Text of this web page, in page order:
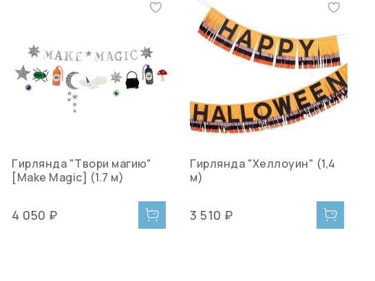
Гирлянда "Твори магию"
[Make Magic] (1.7 м)
4 050 ₽
Гирлянда "Хеллоуин" (1,4
м)
3 510 ₽